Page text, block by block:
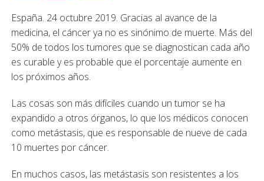
España. 24 octubre 2019. Gracias al avance de la
medicina, el cáncer ya no es sinónimo de muerte. Más del
50% de todos los tumores que se diagnostican cada año
es curable y es probable que el porcentaje aumente en
los próximos años.
Las cosas son más difíciles cuando un tumor se ha
expandido a otros órganos, lo que los médicos conocen
como metástasis, que es responsable de nueve de cada
10 muertes por cáncer.
En muchos casos, las metástasis son resistentes a los